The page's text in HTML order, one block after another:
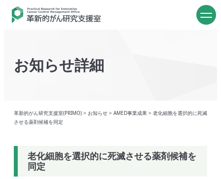
お知らせ詳細
革新的がん研究支援室(PRIMO) > お知らせ > AMED事業成果 > 老化細胞を選択的に死滅
させる薬剤候補を同定
老化細胞を選択的に死滅させる薬剤候補を
同定